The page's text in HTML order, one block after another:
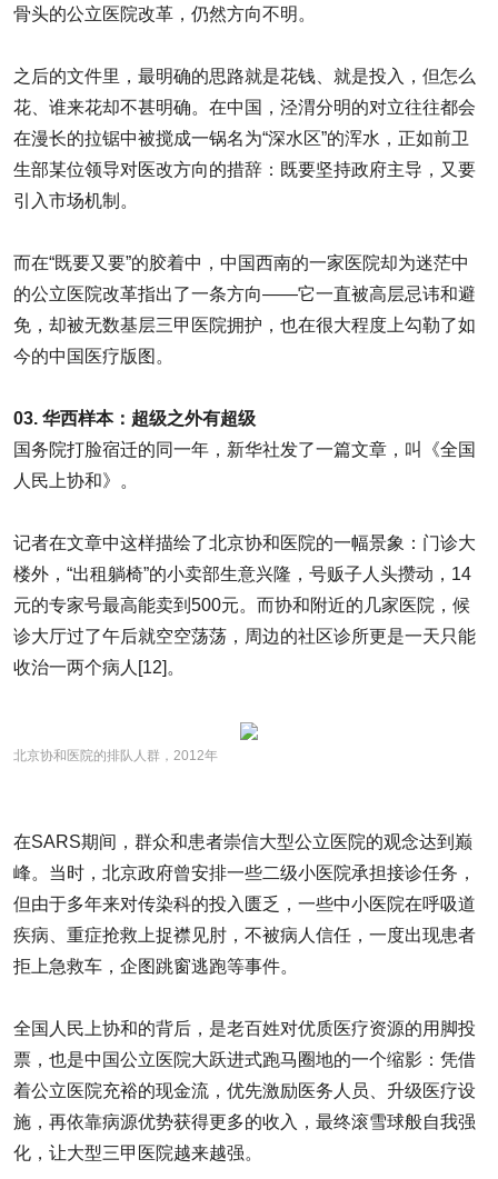
骨头的公立医院改革，仍然方向不明。
之后的文件里，最明确的思路就是花钱、就是投入，但怎么
花、谁来花却不甚明确。在中国，泾渭分明的对立往往都会
在漫长的拉锯中被搅成一锅名为“深水区”的浑水，正如前卫
生部某位领导对医改方向的措辞：既要坚持政府主导，又要
引入市场机制。
而在“既要又要”的胶着中，中国西南的一家医院却为迷茫中
的公立医院改革指出了一条方向——它一直被高层忌讳和避
免，却被无数基层三甲医院拥护，也在很大程度上勾勒了如
今的中国医疗版图。
03. 华西样本：超级之外有超级
国务院打脸宿迁的同一年，新华社发了一篇文章，叫《全国
人民上协和》。
记者在文章中这样描绘了北京协和医院的一幅景象：门诊大
楼外，“出租躺椅”的小卖部生意兴隆，号贩子人头攒动，14
元的专家号最高能卖到500元。而协和附近的几家医院，候
诊大厅过了午后就空空荡荡，周边的社区诊所更是一天只能
收治一两个病人[12]。
北京协和医院的排队人群，2012年
在SARS期间，群众和患者崇信大型公立医院的观念达到巅
峰。当时，北京政府曾安排一些二级小医院承担接诊任务，
但由于多年来对传染科的投入匮乏，一些中小医院在呼吸道
疾病、重症抢救上捉襟见肘，不被病人信任，一度出现患者
拒上急救车，企图跳窗逃跑等事件。
全国人民上协和的背后，是老百姓对优质医疗资源的用脚投
票，也是中国公立医院大跃进式跑马圈地的一个缩影：凭借
着公立医院充裕的现金流，优先激励医务人员、升级医疗设
施，再依靠病源优势获得更多的收入，最终滚雪球般自我强
化，让大型三甲医院越来越强。